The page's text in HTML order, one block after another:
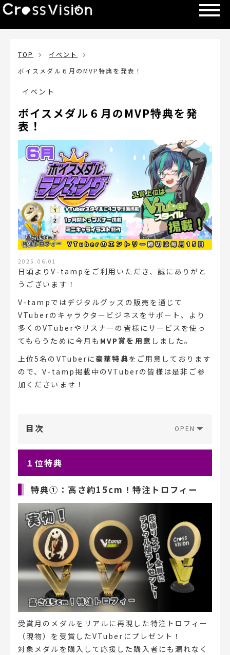
TOP
イベント
ボイスメダル６月のMVP特典を発表！
イベント
ボイスメダル６月のMVP特典を発
表！
2025.06.01
日頃よりV-tampをご利用いただき、誠にありがと
うございます！
V-tampではデジタルグッズの販売を通じて
VTuberのキャラクタービジネスをサポート、より
多くのVTuberやリスナーの皆様にサービスを使っ
てもらうために今月も MVP賞を用意 しました。
上位5名のVTuberに豪華特典をご用意しております
ので、V-tamp掲載中のVTuberの皆様は是非ご参
加くださいませ！
目次
１位特典
特典①：高さ約15cm！特注トロフィー
受賞月のメダルをリアルに再現した特注トロフィー
（現物）を受賞したVTuberにプレゼント！
対象メダルを購入して応援した購入者にも漏れなく